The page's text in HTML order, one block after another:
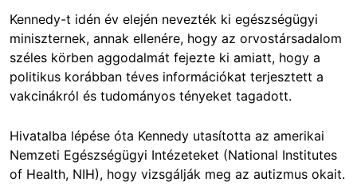
Kennedy-t idén év elején nevezték ki egészségügyi
miniszternek, annak ellenére, hogy az orvostársadalom
széles körben aggodalmát fejezte ki amiatt, hogy a
politikus korábban téves információkat terjesztett a
vakcinákról és tudományos tényeket tagadott.
Hivatalba lépése óta Kennedy utasította az amerikai
Nemzeti Egészségügyi Intézeteket (National Institutes
of Health, NIH), hogy vizsgálják meg az autizmus okait.